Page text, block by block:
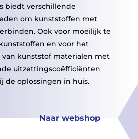
biedt verschillende
om kunststoffen met
Ook voor moeilijk te
en voor het
kunststof materialen met
uitzettingscoëfficiënten
de oplossingen in huis.
Naar webshop